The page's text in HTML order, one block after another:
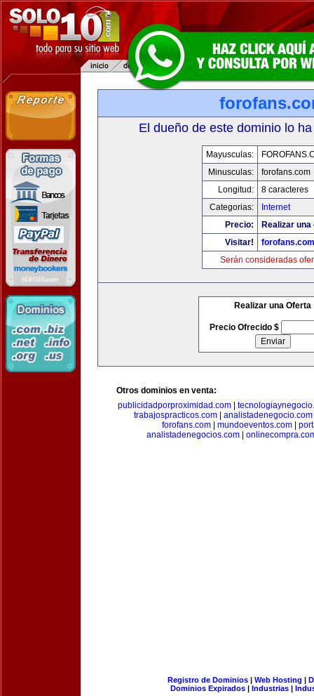
El dueño de este dominio lo
Mayusculas:
Minusculas:
forofans.com
Longitud:
8 caracteres
Categorias:
Internet
Precio:
Realizar
Visitar!
forofans.com
Serán consideradas
Realizar una Oferta
Precio Ofrecido $
Otros dominios en venta:
publicidadporproximidad.com|
trabajospracticos.com| analistadenegocio.com
forofans.com
mundoeventos.com
analistadenegocios.com
Registro de Dominios| Web Hosting |
Dominios Expirados | Industrias |